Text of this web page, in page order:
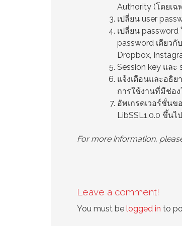
Authority (โดยเ
เปลี่ยน user
เปลี่ยน
password เดียวกั
Dropbox,
Session key แล
แจ้งเตือนและอธิ
การใช้งานที่มีช่อง
อัพเกรดเวอร์ชั่นข
LibSSL1.0.0 ขึ้นไป
For more information,
Leave a comment!
You must be logged in to